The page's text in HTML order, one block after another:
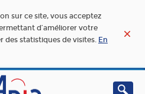
sur ce site, vous acceptez
d’améliorer votre
des statistiques de visites. En